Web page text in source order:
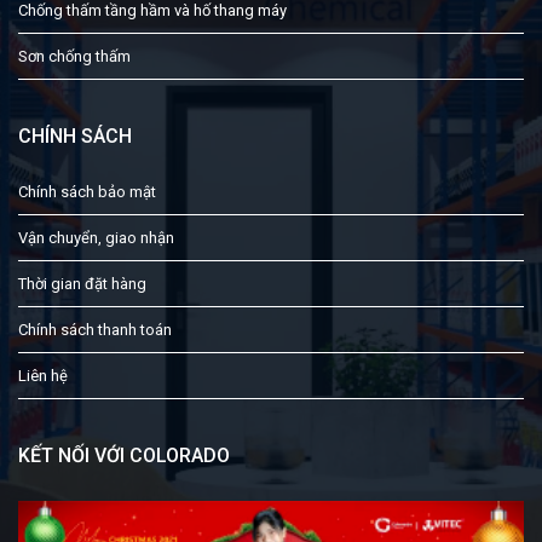
Chống thấm tầng hầm và hố thang máy
Sơn chống thấm
CHÍNH SÁCH
Chính sách bảo mật
Vận chuyển, giao nhận
Thời gian đặt hàng
Chính sách thanh toán
Liên hệ
KẾT NỐI VỚI COLORADO